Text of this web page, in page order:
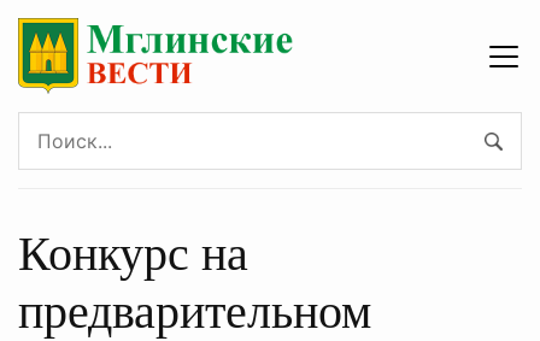
Конкурс на
предварительном